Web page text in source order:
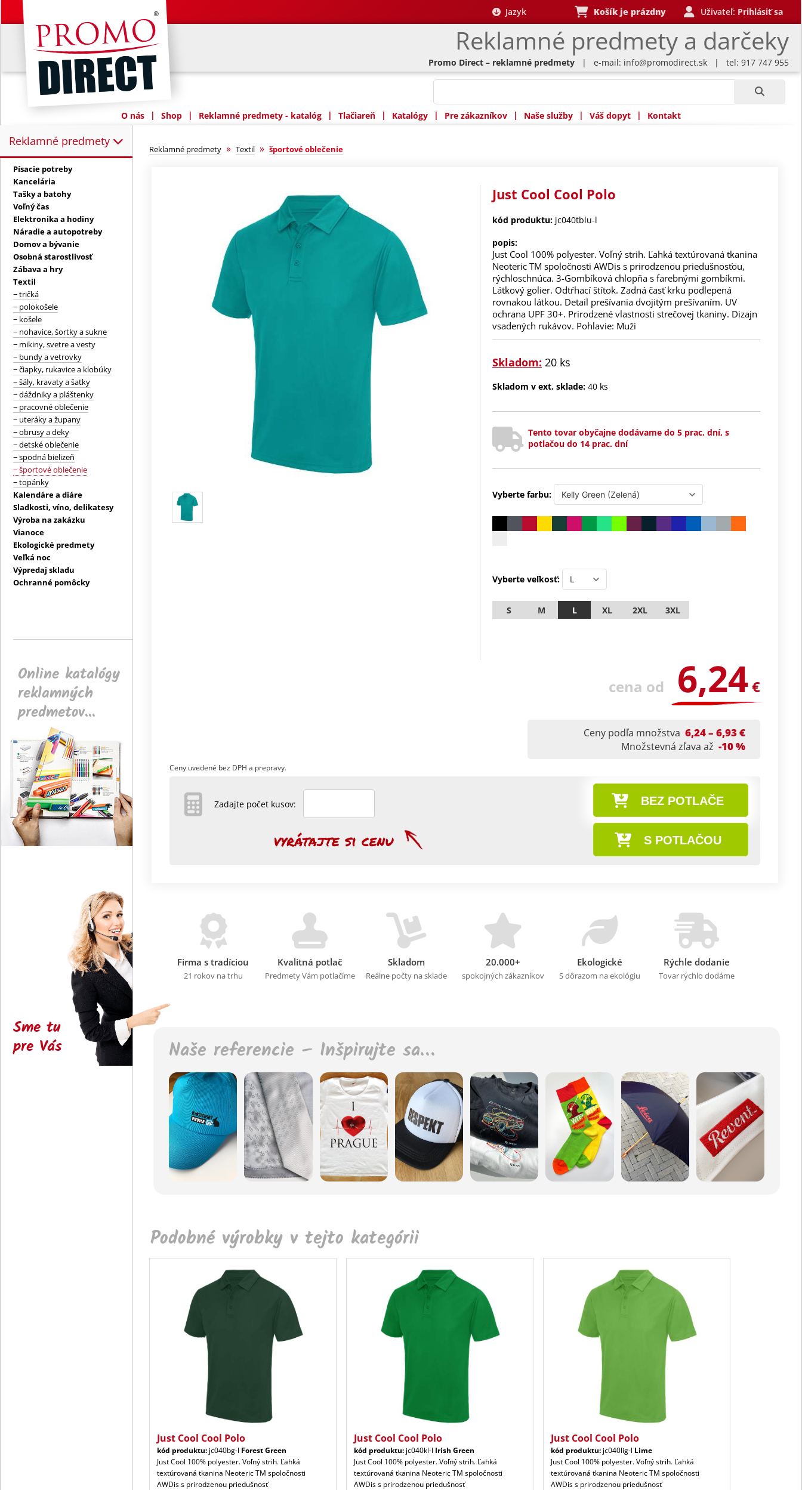
Reklamné predmety a darčeky
Jazyk Košík je prázdny Uživateľ: Prihlásiť sa
Promo Direct – reklamné predmety | e-mail: info@promodirect.sk | tel: 917 747 955
O nás | Shop | Reklamné predmety - katalóg | Tlačiareň | Katalógy | Pre zákazníkov | Naše služby | Váš dopyt | Kontakt
Reklamné predmety
Reklamné predmety:
Písacie potreby
Kancelária
Tašky a batohy
Voľný čas
Elektronika a hodiny
Náradie a autopotreby
Domov a bývanie
Osobná starostlivosť
Zábava a hry
Textil
− tričká
− polokošele
− košele
− nohavice, šortky a sukne
− mikiny, svetre a vesty
− bundy a vetrovky
− čiapky, rukavice a klobúky
− šály, kravaty a šatky
− dáždniky a pláštenky
− pracovné oblečenie
− uteráky a župany
− obrusy a deky
− detské oblečenie
− spodná bielizeň
− športové oblečenie
− topánky
Kalendáre a diáre
Sladkosti, víno, delikatesy
Výroba na zakázku
Vianoce
Ekologické predmety
Veľká noc
Výpredaj skladu
Ochranné pomôcky
Online katalógy
reklamných
predmetov...
Sme tu
pre Vás
Reklamné predmety » Textil » športové oblečenie
Just Cool Cool Polo
kód produktu: jc040tblu-l
popis:
Just Cool 100% polyester. Voľný strih. Ľahká textúrovaná tkanina
Neoteric TM spoločnosti AWDis s prirodzenou priedušnosťou,
rýchloschnúca. 3-Gombíková chlopňa s farebnými gombíkmi.
Látkový golier. Odtŕhací štítok. Zadná časť krku podlepená
rovnakou látkou. Detail prešívania dvojitým prešívaním. UV
ochrana UPF 30+. Prirodzené vlastnosti strečovej tkaniny. Dizajn
vsadených rukávov. Pohlavie: Muži
Skladom: 20 ks
Skladom v ext. sklade: 40 ks
Tento tovar obyčajne dodávame do 5 prac. dní, s
potlačou do 14 prac. dní
Vyberte farbu:
Vyberte veľkosť:
S M L XL 2XL 3XL
cena od 6,24€
Ceny podľa množstva 6,24 – 6,93 €
Množstevná zľava až -10 %
Ceny uvedené bez DPH a prepravy.
BEZ POTLAČE
S POTLAČOU
Zadajte počet kusov:
Firma s tradíciou
21 rokov na trhu
Kvalitná potlač
Predmety Vám potlačíme
Skladom
Reálne počty na sklade
20.000+
spokojných zákazníkov
Ekologické
S dôrazom na ekológiu
Rýchle dodanie
Tovar rýchlo dodáme
Naše referencie – Inšpirujte sa…
Podobné výrobky v tejto kategórii
Just Cool Cool Polo
kód produktu: jc040bg-l Forest Green
Just Cool 100% polyester. Voľný strih. Ľahká
textúrovaná tkanina Neoteric TM spoločnosti
AWDis s prirodzenou priedušnosť
Just Cool Cool Polo
kód produktu: jc040kl-l Irish Green
Just Cool 100% polyester. Voľný strih. Ľahká
textúrovaná tkanina Neoteric TM spoločnosti
AWDis s prirodzenou priedušnosť
Just Cool Cool Polo
kód produktu: jc040lig-l Lime
Just Cool 100% polyester. Voľný strih. Ľahká
textúrovaná tkanina Neoteric TM spoločnosti
AWDis s prirodzenou priedušnosť